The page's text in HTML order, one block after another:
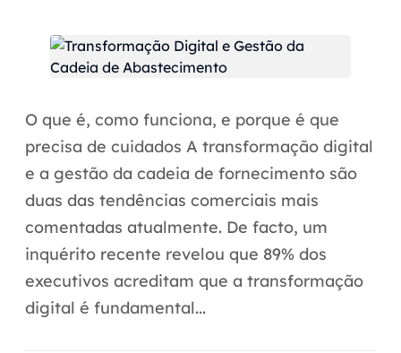
Aceleradores de IA
Automação inteligente
Integração de IA
RPA e hiperautomação
AI Day
Transformar dados em decisão
Data Analytics
O que é, como funciona, e porque é que
precisa de cuidados A transformação digital
e a gestão da cadeia de fornecimento são
duas das tendências comerciais mais
comentadas atualmente. De facto, um
inquérito recente revelou que 89% dos
executivos acreditam que a transformação
digital é fundamental...